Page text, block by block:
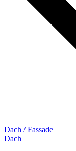
Dach / Fassade
Dach